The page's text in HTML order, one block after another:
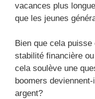
vacances plus
que les jeunes
Bien que cela
stabilité financière
cela soulève une
boomers
argent?